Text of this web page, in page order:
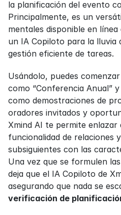
la planificación del evento
Principalmente, es un
mentales disponible en
un IA Copiloto para la lluvia
gestión eficiente de tareas.
Usándolo, puedes
como “Conferencia Anual”
como demostraciones de
oradores invitados y
Xmind AI te permite enlazar
funcionalidad de relaciones
subsiguientes con las
Una vez que se formulen
deja que el IA Copiloto de
asegurando que nada se
verificación de